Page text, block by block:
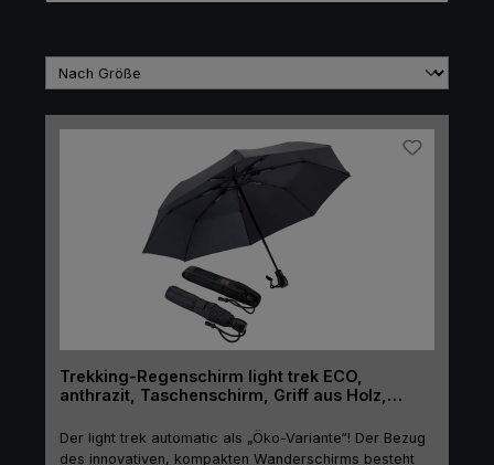
Trekking-Regenschirm light trek ECO,
anthrazit, Taschenschirm, Griff aus Holz,
Der light trek automatic als „Öko-Variante“! Der Bezug
des innovativen, kompakten Wanderschirms besteht